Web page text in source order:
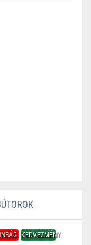
KEDVEZMÉNY